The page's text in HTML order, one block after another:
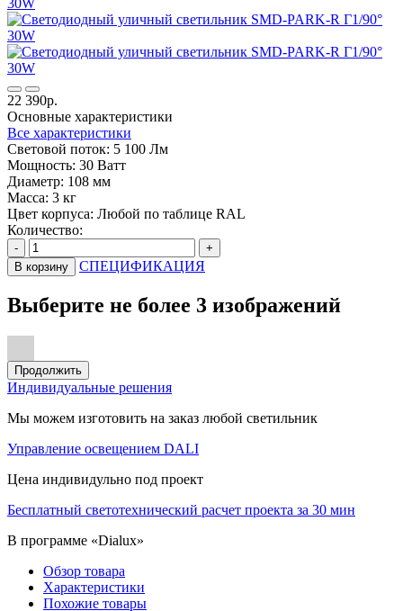
22 390р.
Основные характеристики
Все характеристики
Световой поток: 5 100 Лм
Мощность: 30 Ватт
Диаметр: 108 мм
Масса: 3 кг
Цвет корпуса: Любой по таблице RAL
Количество:
-
+
В корзину
СПЕЦИФИКАЦИЯ
Выберите не более 3 изображений
Продолжить
Индивидуальные решения
Мы можем изготовить на заказ любой светильник
Управление освещением DALI
Цена индивидульно под проект
Бесплатный светотехнический расчет проекта за 30 мин
В программе «Dialux»
Обзор товара
Характеристики
Похожие товары